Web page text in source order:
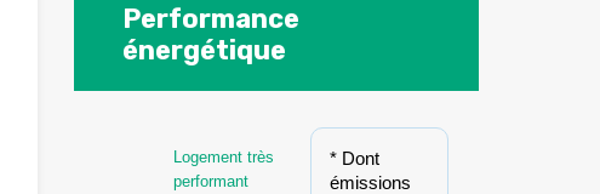
Performance
énergétique
Logement très
performant
* Dont
émissions